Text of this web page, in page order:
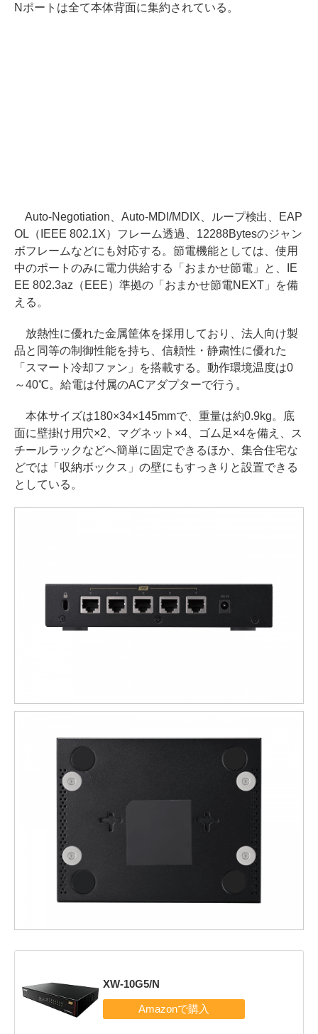
Nポートは全て本体背面に集約されている。
Auto-Negotiation、Auto-MDI/MDIX、ループ検出、EAP
OL（IEEE 802.1X）フレーム透過、12288Bytesのジャン
ボフレームなどにも対応する。節電機能としては、使用
中のポートのみに電力供給する「おまかせ節電」と、IE
EE 802.3az（EEE）準拠の「おまかせ節電NEXT」を備
える。
放熱性に優れた金属筐体を採用しており、法人向け製
品と同等の制御性能を持ち、信頼性・静粛性に優れた
「スマート冷却ファン」を搭載する。動作環境温度は0
～40℃。給電は付属のACアダプターで行う。
本体サイズは180×34×145mmで、重量は約0.9kg。底
面に壁掛け用穴×2、マグネット×4、ゴム足×4を備え、ス
チールラックなどへ簡単に固定できるほか、集合住宅な
どでは「収納ボックス」の壁にもすっきりと設置できる
としている。
XW-10G5/N